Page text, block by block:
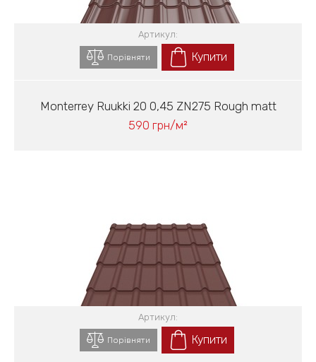
Monterrey Ruukki 20 0,45 ZN275 Rough matt
590 грн/м²
Артикул:
Порівняти Купити
Артикул:
Порівняти Купити